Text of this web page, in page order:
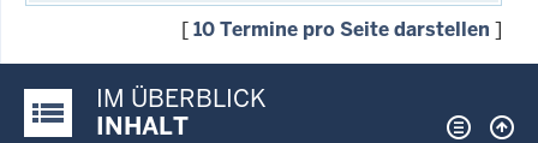
[10 Termine pro Seite darstellen ]
Justiz-Portal im Überblick:
IM ÜBERBLICK
INHALT